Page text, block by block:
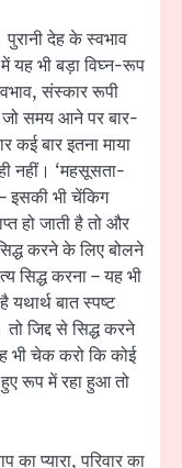
देह के स्वभाव
यह भी बड़ा विघ्न-रूप
संस्कार रूपी
जो समय आने पर बार-
बार इतना माया
नहीं। ‘महसूसता-
इसकी भी चेंकिग
हो जाती है तो और
करने के लिए बोलने
सिद्ध करना – यह भी
बात स्पष्ट
जिद्द से सिद्ध करने
भी चेक करो कि कोई
रूप में रहा हुआ तो
का प्यारा, परिवार का